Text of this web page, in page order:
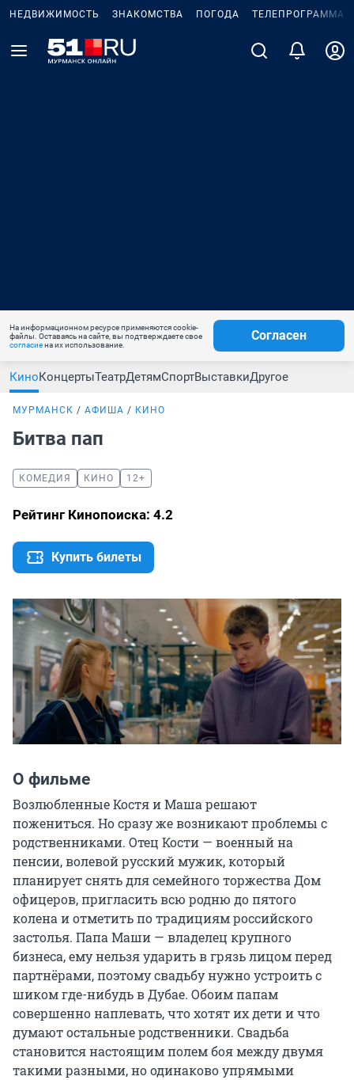
НЕДВИЖИМОСТЬ ЗНАКОМСТВА ПОГОДА ТЕЛЕПРОГРАММА
На информационном ресурсе применяются cookie-
файлы. Оставаясь на сайте, вы подтверждаете свое
согласиена их использование.
Согласен
КиноКонцертыТеатрДетямСпортВыставкиДругое
МУРМАНСК АФИША КИНО
Битва пап
КОМЕДИЯ КИНО 12+
Рейтинг Кинопоиска: 4.2
Купить билеты
О фильме
Возлюбленные Костя и Маша решают
пожениться. Но сразу же возникают проблемы с
родственниками. Отец Кости — военный на
пенсии, волевой русский мужик, который
планирует снять для семейного торжества Дом
офицеров, пригласить всю родню до пятого
колена и отметить по традициям российского
застолья. Папа Маши — владелец крупного
бизнеса, ему нельзя ударить в грязь лицом перед
партнёрами, поэтому свадьбу нужно устроить с
шиком где-нибудь в Дубае. Обоим папам
совершенно наплевать, что хотят их дети и что
думают остальные родственники. Свадьба
становится настоящим полем боя между двумя
такими разными, но одинаково упрямыми